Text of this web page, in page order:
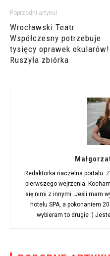
Poprzedni artykuł
Wrocławski Teatr
Współczesny potrzebuje
tysięcy oprawek okularów!
Ruszyła zbiórka
Redaktorka naczelna portalu.
pierwszego wejrzenia.
się nimi z innymi. Jeśli mam
hotelu SPA, a pokonaniem
wybieram to drugie :)